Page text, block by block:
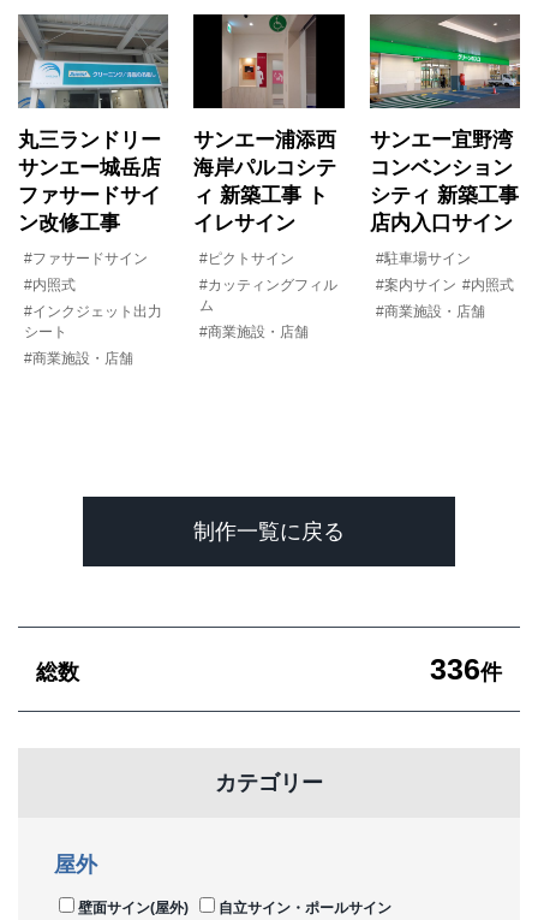
丸三ランドリー
サンエー城岳店
ファサードサイ
ン改修工事
#ファサードサイン
#内照式
#インクジェット出力
シート
#商業施設・店舗
サンエー浦添西
海岸パルコシテ
ィ 新築工事 ト
イレサイン
#ピクトサイン
#カッティングフィル
ム
#商業施設・店舗
サンエー宜野湾
コンベンション
シティ 新築工事
店内入口サイン
#駐車場サイン
#案内サイン #内照式
#商業施設・店舗
制作一覧に戻る
総数 336件
カテゴリー
屋外
壁面サイン(屋外)
自立サイン・ポールサイン